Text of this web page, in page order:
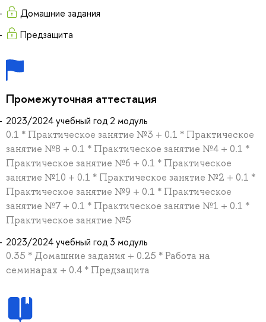
Домашние задания
Предзащита
Промежуточная аттестация
2023/2024 учебный год 2 модуль
0.1 * Практическое занятие №3 + 0.1 * Практическое
занятие №8 + 0.1 * Практическое занятие №4 + 0.1 *
Практическое занятие №6 + 0.1 * Практическое
занятие №10 + 0.1 * Практическое занятие №2 + 0.1 *
Практическое занятие №9 + 0.1 * Практическое
занятие №7 + 0.1 * Практическое занятие №1 + 0.1 *
Практическое занятие №5
2023/2024 учебный год 3 модуль
0.35 * Домашние задания + 0.25 * Работа на
семинарах + 0.4 * Предзащита